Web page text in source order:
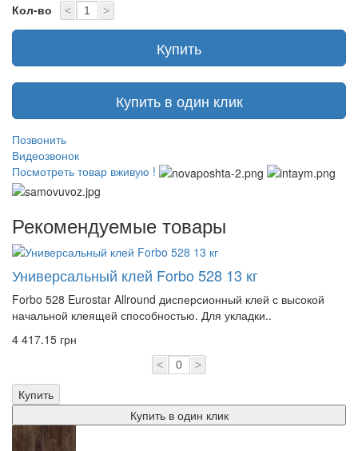
Кол-во < >
Купить
Купить в один клик
Позвонить
Видеозвонок
Посмотреть товар вживую !
Рекомендуемые товары
Универсальный клей Forbo 528 13 кг
Forbo 528 Eurostar Allround дисперсионный клей с высокой
начальной клеящей способностью. Для укладки..
4 417.15 грн
< >
Купить
Купить в один клик